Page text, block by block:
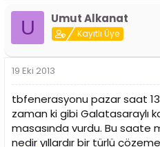
U Umut Alkanat
Kayıtlı Üye
19 Eki 2013
tbfenerasyonu pazar saat
zaman ki gibi Galatasaraylı
masasında vurdu. Bu saate
nedir yıllardır bir türlü